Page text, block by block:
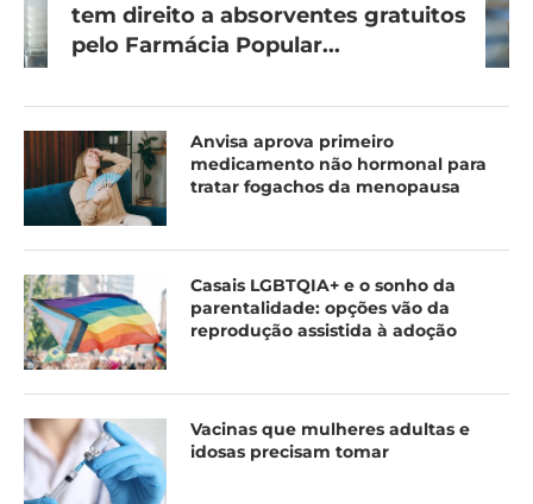
tem direito a absorventes gratuitos
pelo Farmácia Popular...
Anvisa aprova primeiro
medicamento não hormonal para
tratar fogachos da menopausa
Casais LGBTQIA+ e o sonho da
parentalidade: opções vão da
reprodução assistida à adoção
Vacinas que mulheres adultas e
idosas precisam tomar